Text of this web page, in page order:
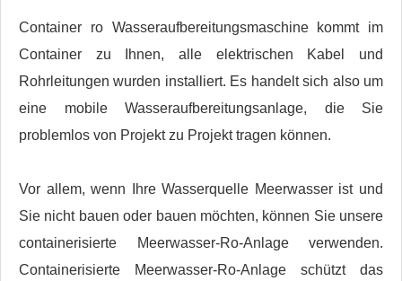
Container ro Wasseraufbereitungsmaschine kommt im
Container zu Ihnen, alle elektrischen Kabel und
Rohrleitungen wurden installiert. Es handelt sich also um
eine mobile Wasseraufbereitungsanlage, die Sie
problemlos von Projekt zu Projekt tragen können.
Vor allem, wenn Ihre Wasserquelle Meerwasser ist und
Sie nicht bauen oder bauen möchten, können Sie unsere
containerisierte Meerwasser-Ro-Anlage verwenden.
Containerisierte Meerwasser-Ro-Anlage schützt das